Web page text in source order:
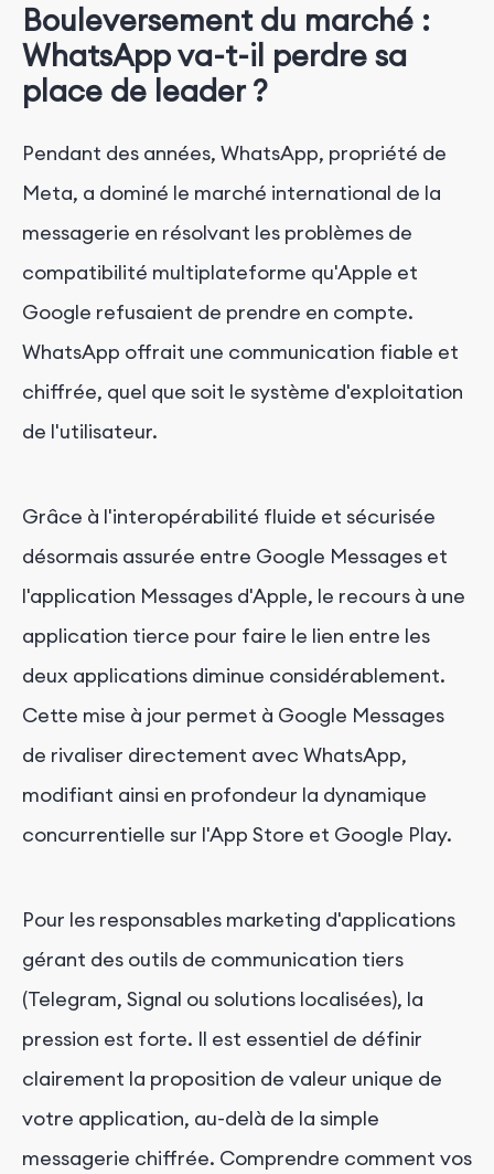
Bouleversement du marché :
WhatsApp va-t-il perdre sa
place de leader ?
Pendant des années, WhatsApp, propriété de
Meta, a dominé le marché international de la
messagerie en résolvant les problèmes de
compatibilité multiplateforme qu'Apple et
Google refusaient de prendre en compte.
WhatsApp offrait une communication fiable et
chiffrée, quel que soit le système d'exploitation
de l'utilisateur.
Grâce à l'interopérabilité fluide et sécurisée
désormais assurée entre Google Messages et
l'application Messages d'Apple, le recours à une
application tierce pour faire le lien entre les
deux applications diminue considérablement.
Cette mise à jour permet à Google Messages
de rivaliser directement avec WhatsApp,
modifiant ainsi en profondeur la dynamique
concurrentielle sur l'App Store et Google Play.
Pour les responsables marketing d'applications
gérant des outils de communication tiers
(Telegram, Signal ou solutions localisées), la
pression est forte. Il est essentiel de définir
clairement la proposition de valeur unique de
votre application, au-delà de la simple
messagerie chiffrée. Comprendre comment vos